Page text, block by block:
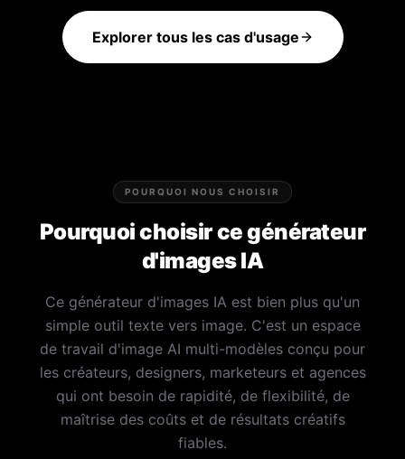
Explorer tous les cas d'usage
POURQUOI NOUS CHOISIR
Pourquoi choisir ce générateur
d'images IA
Ce générateur d'images IA est bien plus qu'un
simple outil texte vers image. C'est un espace
de travail d'image AI multi-modèles conçu pour
les créateurs, designers, marketeurs et agences
qui ont besoin de rapidité, de flexibilité, de
maîtrise des coûts et de résultats créatifs
fiables.